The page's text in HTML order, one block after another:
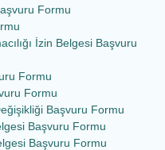
Formu
İzin Belgesi Başvuru
Formu
Formu
Başvuru Formu
Başvuru Formu
Başvuru Formu